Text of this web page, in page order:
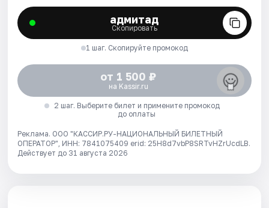
адмитад
Скопировать
1 шаг. Скопируйте промокод
от 1 500 ₽
на Kassir.ru
2 шаг. Выберите билет и примените промокод
до оплаты
Реклама. ООО "КАССИР.РУ-НАЦИОНАЛЬНЫЙ БИЛЕТНЫЙ
ОПЕРАТОР", ИНН: 7841075409 erid: 25H8d7vbP8SRTvHZrUcdLB.
Действует до 31 августа 2026